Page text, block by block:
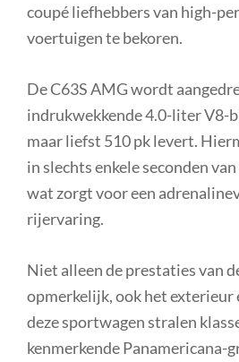
coupé liefhebbers van high-
voertuigen te bekoren.
De C63S AMG wordt
indrukwekkende 4.0-liter V8-
maar liefst 510 pk levert.
in slechts enkele seconden
wat zorgt voor een
rijervaring.
Niet alleen de prestaties van
opmerkelijk, ook het exterieur
deze sportwagen stralen
kenmerkende Panamericana-